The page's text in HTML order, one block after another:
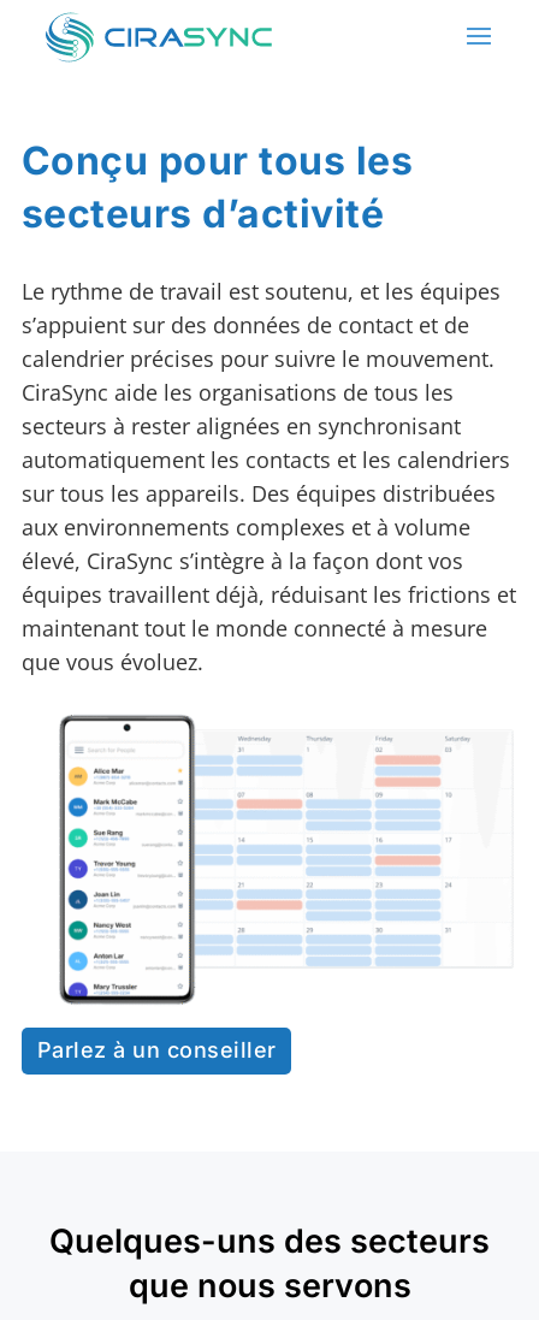
Conçu pour tous les
secteurs d’activité
Le rythme de travail est soutenu, et les équipes
s’appuient sur des données de contact et de
calendrier précises pour suivre le mouvement.
CiraSync aide les organisations de tous les
secteurs à rester alignées en synchronisant
automatiquement les contacts et les calendriers
sur tous les appareils. Des équipes distribuées
aux environnements complexes et à volume
élevé, CiraSync s’intègre à la façon dont vos
équipes travaillent déjà, réduisant les frictions et
maintenant tout le monde connecté à mesure
que vous évoluez.
Parlez à un conseiller
Quelques-uns des secteurs
que nous servons